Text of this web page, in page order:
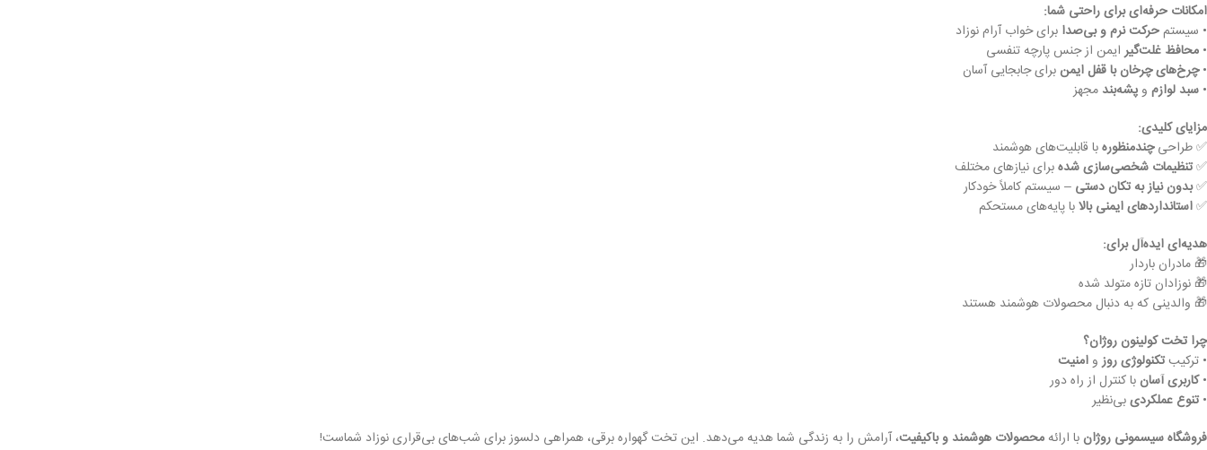
امکانات حرفه‌ای برای راحتی شما:
• سیستمحرکت نرم و بی‌صدا برای خواب آرام نوزاد
• محافظ غلت‌گیرایمن از جنس پارچه تنفسی
•چرخ‌های چرخان با قفل ایمن برای جابجایی آسان
• سبد لوازم وپشه‌بند مجهز
مزایای کلیدی:
✅ طراحیچندمنظورهبا قابلیت‌های هوشمند
✅تنظیمات شخصی‌سازی شدهبرای نیازهای مختلف
✅بدون نیاز به تکان دستی – سیستم کاملاً خودکار
✅استانداردهای ایمنی بالابا پایه‌های مستحکم
هدیه‌ای ایده‌آل برای:
🎁 مادران باردار
🎁 نوزادان تازه متولد شده
🎁 والدینی که به دنبال محصولات هوشمند هستند
چرا تخت کولینون روژان؟
• ترکیبتکنولوژی روزوامنیت
•کاربری آسان با کنترل از راه دور
• تنوع عملکردیبی‌نظیر
فروشگاه سیسمونی روژان با ارائهمحصولات هوشمند و باکیفیت، آرامش را به زندگی شما هدیه می‌دهد. این تخت گهواره برقی، همراهی دلسوز برای شب‌های بی‌قراری نوزاد شماست!